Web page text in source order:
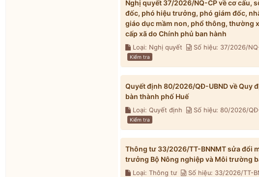
Nghị quyết 37/2026/NQ-CP về cơ cấu,
đốc, phó hiệu trưởng, phó giám đốc,
giáo dục mầm non, phổ thông, thường
cấp xã do Chính phủ ban hành
Loại: Nghị quyết Số hiệu: 37/2026/
Kiểm tra
Quyết định 80/2026/QĐ-UBND về Quy
bàn thành phố Huế
Loại: Quyết định Số hiệu: 80/2026/
Kiểm tra
Thông tư 33/2026/TT-BNNMT sửa đổi
trưởng Bộ Nông nghiệp và Môi trường
Loại: Thông tư Số hiệu: 33/2026/TT-